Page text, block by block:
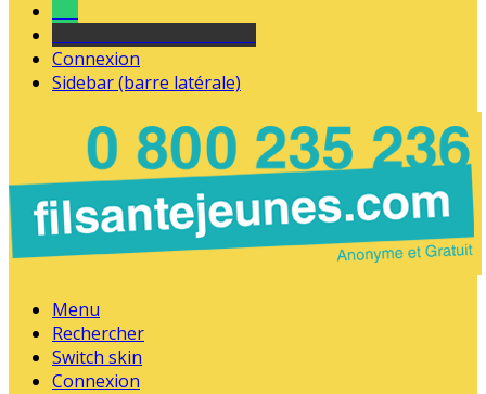
Connexion
Sidebar (barre latérale)
Menu
Rechercher
Switch skin
Connexion